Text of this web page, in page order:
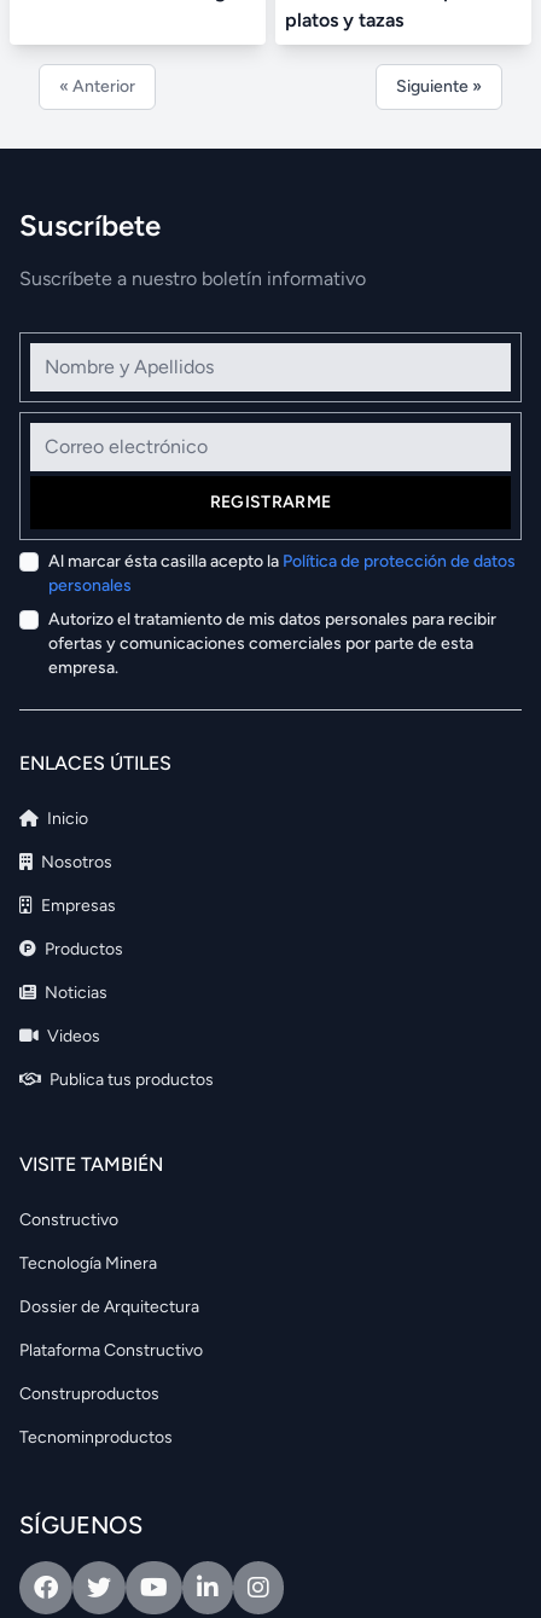
platos y tazas
« Anterior Siguiente »
Suscríbete
Suscríbete a nuestro boletín informativo
Nombre y Apellidos
Correo electrónico
REGISTRARME
Al marcar ésta casilla acepto la Política de protección de datos
personales
Autorizo el tratamiento de mis datos personales para recibir
ofertas y comunicaciones comerciales por parte de esta
empresa.
ENLACES ÚTILES
Inicio
Nosotros
Empresas
Productos
Noticias
Videos
Publica tus productos
VISITE TAMBIÉN
Constructivo
Tecnología Minera
Dossier de Arquitectura
Plataforma Constructivo
Construproductos
Tecnominproductos
SÍGUENOS
FacebookTwitterYoutubeLinkedinIntagram